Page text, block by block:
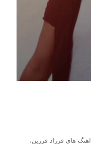
برچسب‌ها
اهنگ های فرزاد فرزین،